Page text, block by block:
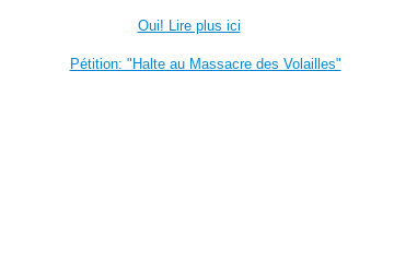
Oui! Lire plus ici
Pétition: "Halte au Massacre des Volailles"